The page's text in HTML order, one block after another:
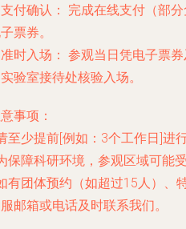
支付确认：
完成在线支付（部
票券。
准时入场： 参观当日凭电子票
验室接待处核验入场。
事项：
至少提前[例如：3个工作日]进
保障科研环境，参观区域可能
有团体预约（如超过15人）、
邮箱或电话及时联系我们。